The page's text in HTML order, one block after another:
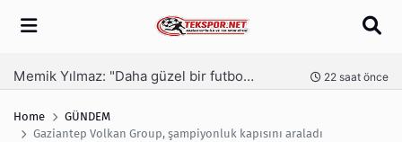
Arama
Memik Yılmaz: "Daha güzel bir futbol seyrettirmek için mücadele ediyoruz" 22 saat önce
Home
GÜNDEM
Gaziantep Volkan Group, şampiyonluk kapısını araladı